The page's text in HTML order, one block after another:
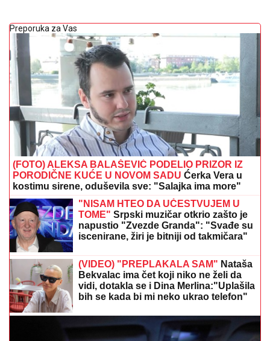
Preporuka za Vas
(FOTO) ALEKSA BALAŠEVIĆ PODELIO PRIZOR IZ
PORODIČNE KUĆE U NOVOM SADU Ćerka Vera u
kostimu sirene, oduševila sve: "Salajka ima more"
"NISAM HTEO DA UČESTVUJEM U
TOME" Srpski muzičar otkrio zašto je
napustio "Zvezde Granda": "Svađe su
iscenirane, žiri je bitniji od takmičara"
(VIDEO) "PREPLAKALA SAM" Nataša
Bekvalac ima čet koji niko ne želi da
vidi, dotakla se i Dina Merlina:"Uplašila
bih se kada bi mi neko ukrao telefon"